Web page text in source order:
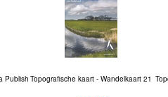
Publish Topografische kaart - Wandelkaart 21